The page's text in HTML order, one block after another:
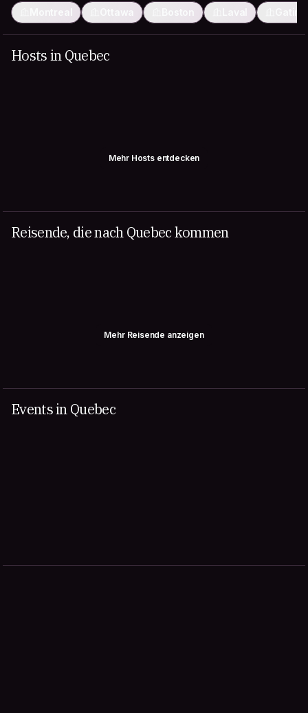
Montreal Ottawa Boston Laval
Hosts in Quebec
Mehr Hosts entdecken
Reisende, die nach Quebec kommen
Mehr Reisende anzeigen
Events in Quebec